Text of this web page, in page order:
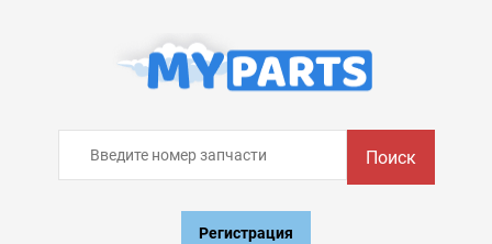
Поиск
Регистрация